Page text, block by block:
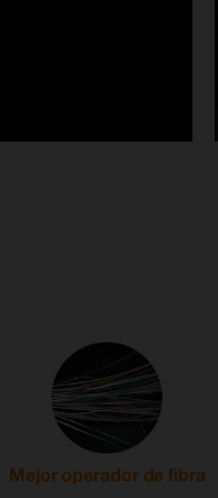
Mejor operador de fibra